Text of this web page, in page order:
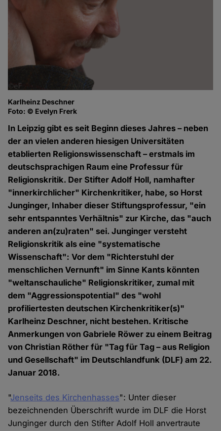
Karlheinz Deschner
Foto: © Evelyn Frerk
In Leipzig gibt es seit Beginn dieses Jahres – neben
der an vielen anderen hiesigen Universitäten
etablierten Religionswissenschaft – erstmals im
deutschsprachigen Raum eine Professur für
Religionskritik. Der Stifter Adolf Holl, namhafter
"innerkirchlicher" Kirchenkritiker, habe, so Horst
Junginger, Inhaber dieser Stiftungsprofessur, "ein
sehr entspanntes Verhältnis" zur Kirche, das "auch
anderen an(zu)raten" sei. Junginger versteht
Religionskritik als eine "systematische
Wissenschaft": Vor dem "Richterstuhl der
menschlichen Vernunft" im Sinne Kants könnten
"weltanschauliche" Religionskritiker, zumal mit
dem "Aggressionspotential" des "wohl
profiliertesten deutschen Kirchenkritiker(s)"
Karlheinz Deschner, nicht bestehen. Kritische
Anmerkungen von Gabriele Röwer zu einem Beitrag
von Christian Röther für "Tag für Tag – aus Religion
und Gesellschaft" im Deutschlandfunk (DLF) am 22.
Januar 2018.
"Jenseits des Kirchenhasses": Unter dieser
bezeichnenden Überschrift wurde im DLF die Horst
Junginger durch den Stifter Adolf Holl anvertraute